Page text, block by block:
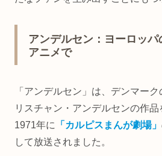
アンデルセン：ヨーロッ
アニメで
「アンデルセン」は、デンマー
リスチャン・アンデルセンの作品
1971年に
「カルピスまんが劇場」
して放送されました。